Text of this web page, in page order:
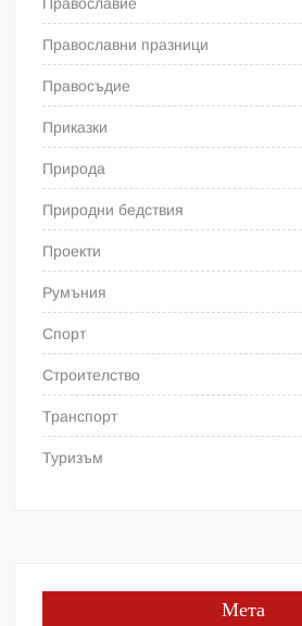
Православни празници
Правосъдие
Приказки
Природа
Природни бедствия
Проекти
Румъния
Спорт
Строителство
Транспорт
Туризъм
Мета